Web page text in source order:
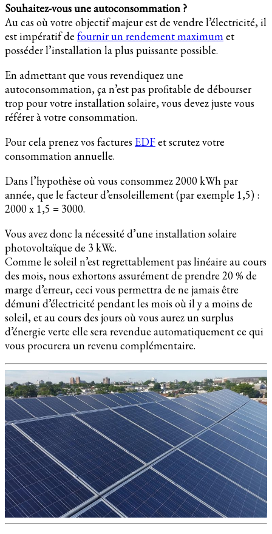
Souhaitez-vous une autoconsommation ?
Au cas où votre objectif majeur est de vendre l’électricité, il
est impératif de fournir un rendement maximumet
posséder l’installation la plus puissante possible.
En admettant que vous revendiquez une
autoconsommation, ça n’est pas profitable de débourser
trop pour votre installation solaire, vous devez juste vous
référer à votre consommation.
Pour cela prenez vos factures EDFet scrutez votre
consommation annuelle.
Dans l’hypothèse où vous consommez 2000 kWh par
année, que le facteur d’ensoleillement (par exemple 1,5) :
2000 x 1,5 = 3000.
Vous avez donc la nécessité d’une installation solaire
photovoltaïque de 3 kWc.
Comme le soleil n’est regrettablement pas linéaire au cours
des mois, nous exhortons assurément de prendre 20 % de
marge d’erreur, ceci vous permettra de ne jamais être
démuni d’électricité pendant les mois où il y a moins de
soleil, et au cours des jours où vous aurez un surplus
d’énergie verte elle sera revendue automatiquement ce qui
vous procurera un revenu complémentaire.